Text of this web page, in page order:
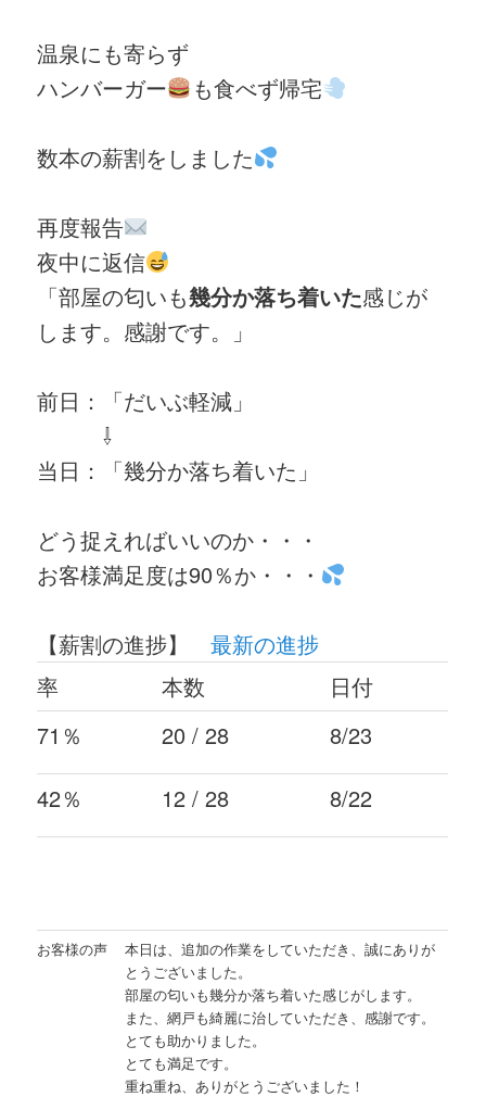
温泉にも寄らず
ハンバーガー
も食べず帰宅
数本の薪割をしました
再度報告
夜中に返信
「部屋の匂いも幾分か落ち着いた感じが
します。感謝です。」
前日：「だいぶ軽減」
⇩
当日：「幾分か落ち着いた」
どう捉えればいいのか・・・
お客様満足度は90％か・・・
【薪割の進捗】最新の進捗
率
本数
日付
71％
20 / 28
8/23
42％
12 / 28 8/22
お客様の声
本日は、追加の作業をしていただき、誠にありが
とうございました。
部屋の匂いも幾分か落ち着いた感じがします。
また、網戸も綺麗に治していただき、感謝です。
とても助かりました。
とても満足です。
重ね重ね、ありがとうございました！